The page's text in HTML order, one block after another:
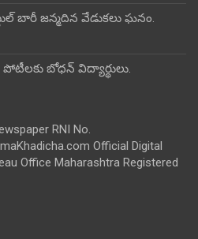
బారీ జన్మదిన వేడుకలు ఘనం.
బోధన్ విద్యార్థులు.
RNI No.
Official Digital
Office Maharashtra Registered